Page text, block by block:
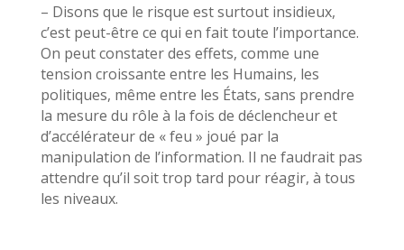
– Disons que le risque est surtout insidieux,
c’est peut-être ce qui en fait toute l’importance.
On peut constater des effets, comme une
tension croissante entre les Humains, les
politiques, même entre les États, sans prendre
la mesure du rôle à la fois de déclencheur et
d’accélérateur de « feu » joué par la
manipulation de l’information. Il ne faudrait pas
attendre qu’il soit trop tard pour réagir, à tous
les niveaux.